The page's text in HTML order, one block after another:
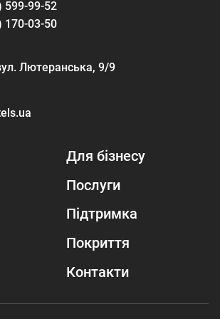
599-99-52
170-03-50
Лютеранська, 9/9
Для бізнесу
Послуги
Підтримка
Покриття
Контакти